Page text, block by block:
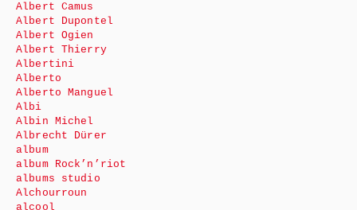
Albert Camus
Albert Dupontel
Albert Ogien
Albert Thierry
Albertini
Alberto
Alberto Manguel
Albi
Albin Michel
Albrecht Dürer
album
album Rock’n’riot
albums studio
Alchourroun
alcool